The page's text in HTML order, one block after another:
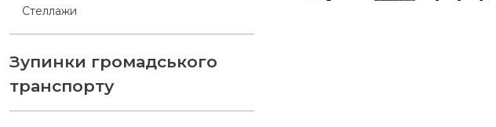
Стеллажи
Зупинки громадського
транспорту